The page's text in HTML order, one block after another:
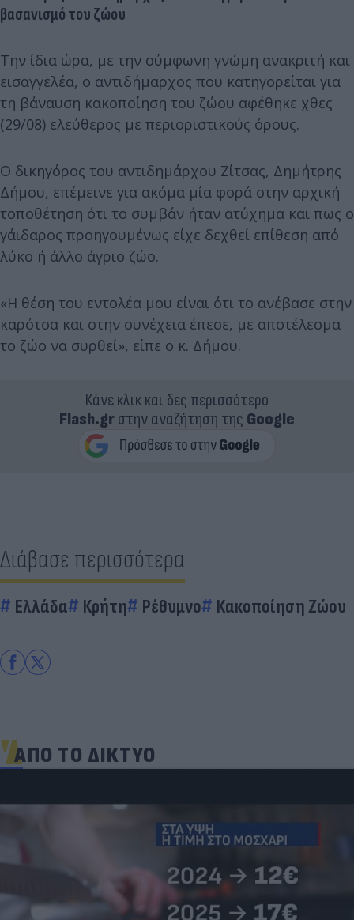
βασανισμό του ζώου
Την ίδια ώρα, με την σύμφωνη γνώμη ανακριτή και
εισαγγελέα, ο αντιδήμαρχος που κατηγορείται για
τη βάναυση κακοποίηση του ζώου αφέθηκε χθες
(29/08) ελεύθερος με περιοριστικούς όρους.
Ο δικηγόρος του αντιδημάρχου Ζίτσας, Δημήτρης
Δήμου, επέμεινε για ακόμα μία φορά στην αρχική
τοποθέτηση ότι το συμβάν ήταν ατύχημα και πως ο
γάιδαρος προηγουμένως είχε δεχθεί επίθεση από
λύκο ή άλλο άγριο ζώο.
«Η θέση του εντολέα μου είναι ότι το ανέβασε στην
καρότσα και στην συνέχεια έπεσε, με αποτέλεσμα
το ζώο να συρθεί», είπε ο κ. Δήμου.
Κάνε κλικ και δες περισσότερο
Flash.grστην αναζήτηση της Google
Διάβασε περισσότερα
Ελλάδα Κρήτη Ρέθυμνο Κακοποίηση Ζώου
ΑΠΟ ΤΟ ΔΙΚΤΥΟ